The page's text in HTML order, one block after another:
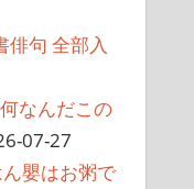
俳句 全部入
なんだこの
07-27
嬰はお粥で